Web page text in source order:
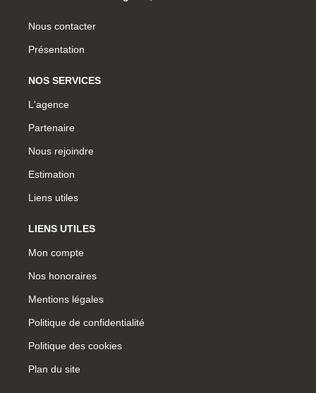
Nous contacter
Présentation
NOS SERVICES
L'agence
Partenaire
Nous rejoindre
Estimation
Liens utiles
LIENS UTILES
Mon compte
Nos honoraires
Mentions légales
Politique de confidentialité
Politique des cookies
Plan du site